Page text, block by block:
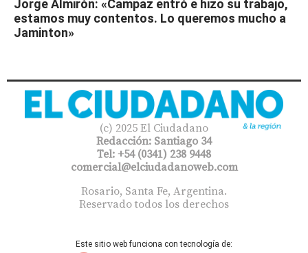
Jorge Almirón: «Campaz entró e hizo su trabajo,
estamos muy contentos. Lo queremos mucho a
Jaminton»
(c) 2025 El Ciudadano
Redacción: Santiago 34
Tel: +54 (0341) 238 9448
comercial@elciudadanoweb.com​
Rosario, Santa Fe, Argentina.
Reservado todos los derechos
Este sitio web funciona con tecnología de: